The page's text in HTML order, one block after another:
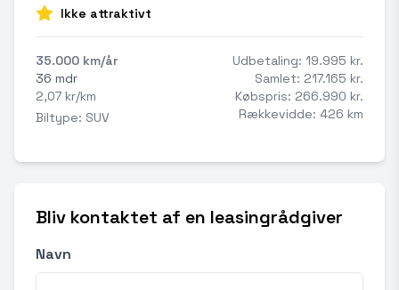
Ikke attraktivt
35.000 km/år
36 mdr
2,07 kr/km
Biltype: SUV
Udbetaling: 19.995 kr.
Samlet: 217.165 kr.
Købspris: 266.990 kr.
Rækkevidde: 426 km
Bliv kontaktet af en leasingrådgiver
Navn